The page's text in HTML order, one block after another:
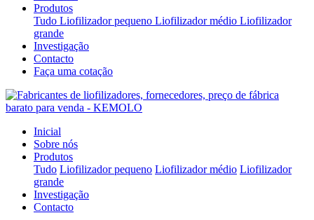
Produtos
Tudo Liofilizador pequeno Liofilizador médio Liofilizador
grande
Investigação
Contacto
Faça uma cotação
Inicial
Sobre nós
Produtos
Tudo Liofilizador pequeno Liofilizador médio Liofilizador
grande
Investigação
Contacto